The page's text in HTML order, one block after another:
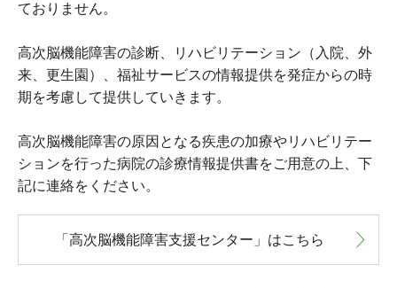
ておりません。
高次脳機能障害の診断、リハビリテーション（入院、外
来、更生園）、福祉サービスの情報提供を発症からの時
期を考慮して提供していきます。
高次脳機能障害の原因となる疾患の加療やリハビリテー
ションを行った病院の診療情報提供書をご用意の上、下
記に連絡をください。
「高次脳機能障害支援センター」はこちら